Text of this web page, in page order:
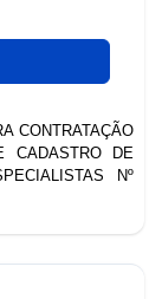
CONTRATAÇÃO
CADASTRO DE
Nº